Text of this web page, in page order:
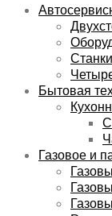
Бытовая
Газовое и